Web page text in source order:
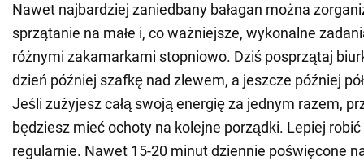
Nawet najbardziej zaniedbany bałagan można
sprzątanie na małe i, co ważniejsze, wykonalne
różnymi zakamarkami stopniowo. Dziś posprzątaj
dzień później szafkę nad zlewem, a jeszcze później
Jeśli zużyjesz całą swoją energię za jednym razem,
będziesz mieć ochoty na kolejne porządki. Lepiej
regularnie. Nawet 15-20 minut dziennie poświęcone